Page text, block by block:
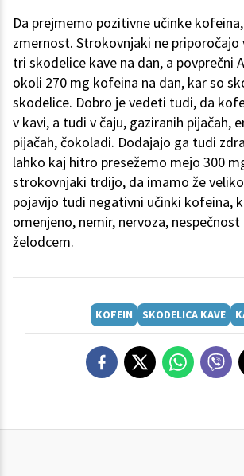
Da prejmemo pozitivne učinke
zmernost. Strokovnjaki ne priporočajo
tri skodelice kave na dan, a povprečni
okoli 270 mg kofeina na dan, kar so
skodelice. Dobro je vedeti tudi, da
v kavi, a tudi v čaju, gaziranih pijačah,
pijačah, čokoladi. Dodajajo ga tudi
lahko kaj hitro presežemo mejo 300
strokovnjaki trdijo, da imamo že
pojavijo tudi negativni učinki kofeina,
omenjeno, nemir, nervoza, nespečnost
želodcem.
KOFEIN SKODELICA KAVE